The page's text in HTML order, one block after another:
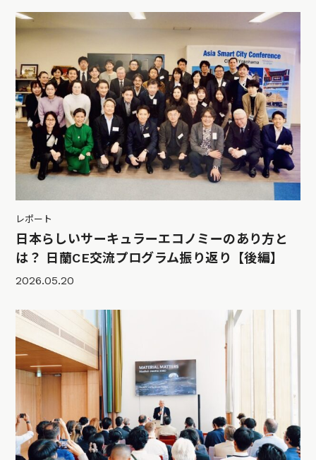
レポート
日本らしいサーキュラーエコノミーのあり方と
は？ 日蘭CE交流プログラム振り返り【後編】
2026.05.20